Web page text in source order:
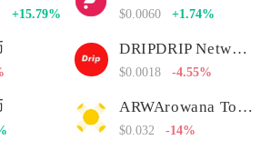
+15.79% $0.0060 +1.74%
DRIPDRIP Network
$0.0018 -4.55%
ARWArowana Token
$0.032 -14%